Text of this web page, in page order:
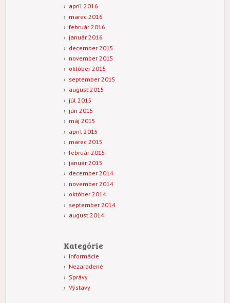
apríl 2016
marec 2016
február 2016
január 2016
december 2015
november 2015
október 2015
september 2015
august 2015
júl 2015
jún 2015
máj 2015
apríl 2015
marec 2015
február 2015
január 2015
december 2014
november 2014
október 2014
september 2014
august 2014
Kategórie
Informácie
Nezaradené
Správy
Výstavy